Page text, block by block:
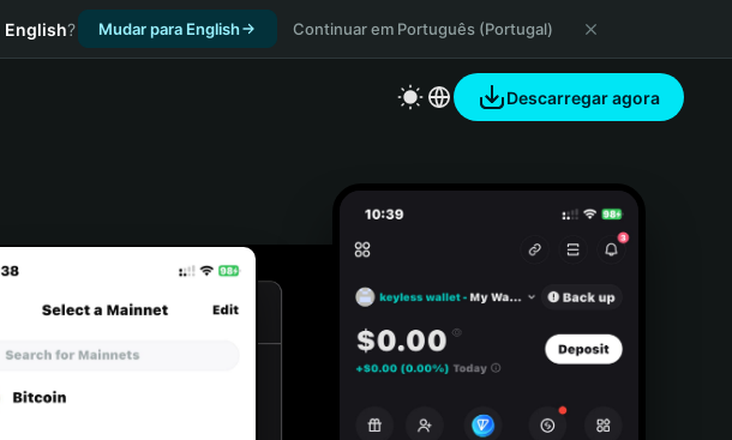
English? Mudar para English Continuar em Português (Portugal)
Descarregar agora